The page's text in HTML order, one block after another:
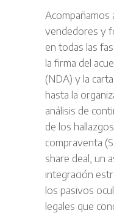
Acompañamos
vendedores y
en todas las
la firma del
(NDA) y la
hasta la
análisis de
de los
compraventa
share deal, un
integración
los pasivos
legales que